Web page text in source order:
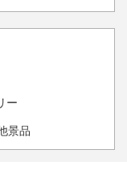
ー
景品